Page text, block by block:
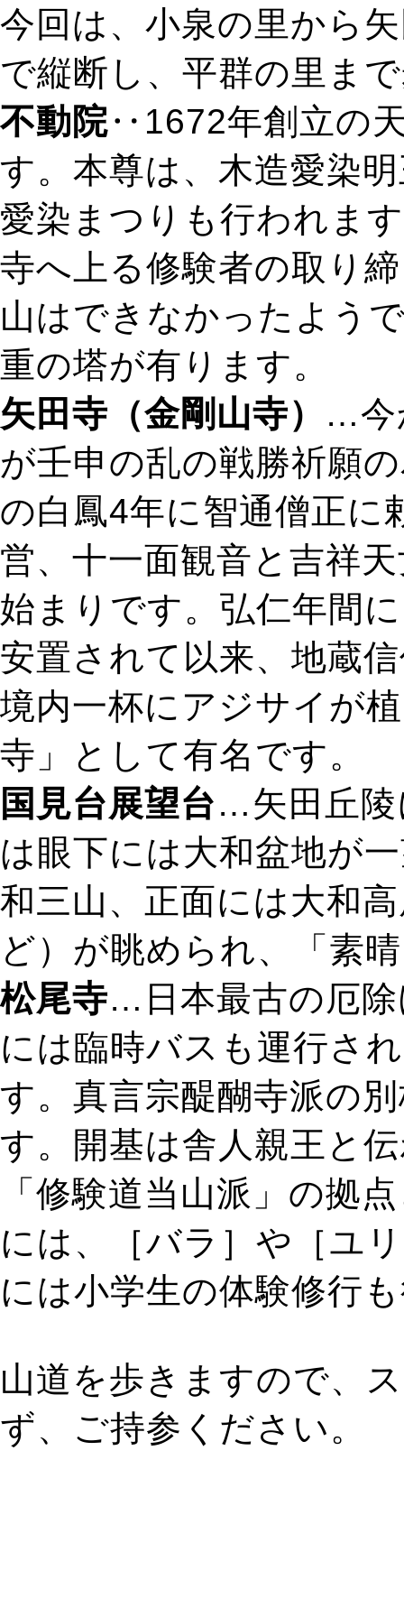
今回は、小泉の里から
で縦断し、平群の里ま
不動院‥1672年創立の
す。本尊は、木造愛染
愛染まつりも行われま
寺へ上る修験者の取り
山はできなかったよう
重の塔が有ります。
矢田寺（金剛山寺）
…今
が壬申の乱の戦勝祈願
の白鳳4年に智通僧正に
営、十一面観音と吉祥
始まりです。弘仁年間
安置されて以来、地蔵
境内一杯にアジサイが
寺」として有名です。
国見台展望台…矢田丘陵
は眼下には大和盆地が
和三山、正面には大和
ど）が眺められ、「素
松尾寺…日本最古の厄
には臨時バスも運行さ
す。真言宗醍醐寺派の
す。開基は舎人親王と
「修験道当山派」の拠
には、［バラ］や［ユ
には小学生の体験修行
山道を歩きますので、
ず、ご持参ください。